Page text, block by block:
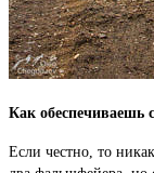
Как обеспечиваешь
Если честно, то